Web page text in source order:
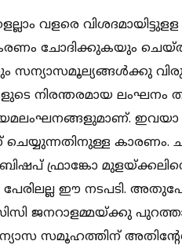
വ​​​​ള​​​​രെ വി​​​​ശ​​​​ദ​​​​മാ​​​​യി​​​​ട്ടു​​​​ള​​​​ള
ചോ​​​​ദി​​​​ക്കു​​​​ക​​​​യും
സ​​​​ന്യാ​​​​സ​​​​മൂ​​​​ല്യ​​​​ങ്ങ​​​​ൾ​​​​ക്കു
നി​​​​ര​​​​ന്ത​​​​ര​​​​മാ​​​​യ ലം​​​​ഘ​​​​നം
കാ​​​​ര​​​​ണം.
ഫ്രാ​​​​ങ്കോ
ഈ ​​​​ന​​​​ട​​​​പ​​​​ടി.
ജ​​​​ന​​​​റാ​​​​ള​​​​മ്മ​​​​യ്ക്കു
സ​​​​മൂ​​​​ഹ​​​​ത്തി​​​​ന്